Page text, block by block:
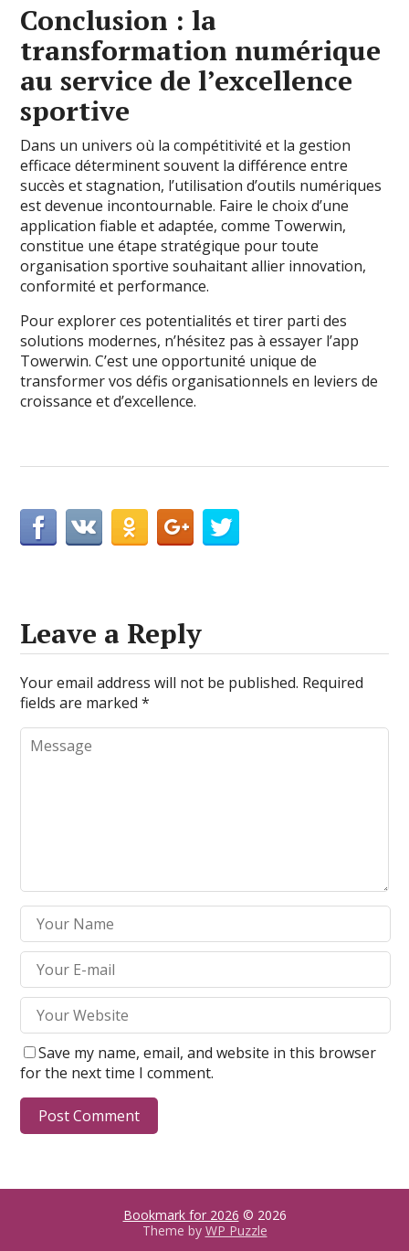
Conclusion : la
transformation numérique
au service de l’excellence
sportive
Dans un univers où la compétitivité et la gestion
efficace déterminent souvent la différence entre
succès et stagnation, l’utilisation d’outils numériques
est devenue incontournable. Faire le choix d’une
application fiable et adaptée, comme Towerwin,
constitue une étape stratégique pour toute
organisation sportive souhaitant allier innovation,
conformité et performance.
Pour explorer ces potentialités et tirer parti des
solutions modernes, n’hésitez pas à essayer l’app
Towerwin. C’est une opportunité unique de
transformer vos défis organisationnels en leviers de
croissance et d’excellence.
Leave a Reply
Your email address will not be published. Required
fields are marked*
Save my name, email, and website in this browser
for the next time I comment.
Bookmark for 2026 © 2026
Theme by WP Puzzle